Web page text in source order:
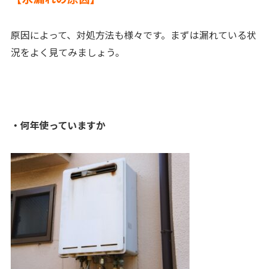
原因によって、対処方法も様々です。まずは漏れている状
況をよく見てみましょう。
・何年使っていますか